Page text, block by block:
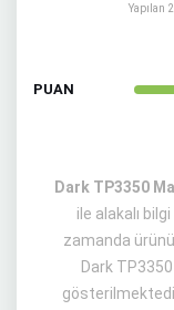
Yapılan
PUAN
Dark TP3350
ile alakalı
zamanda
Dark